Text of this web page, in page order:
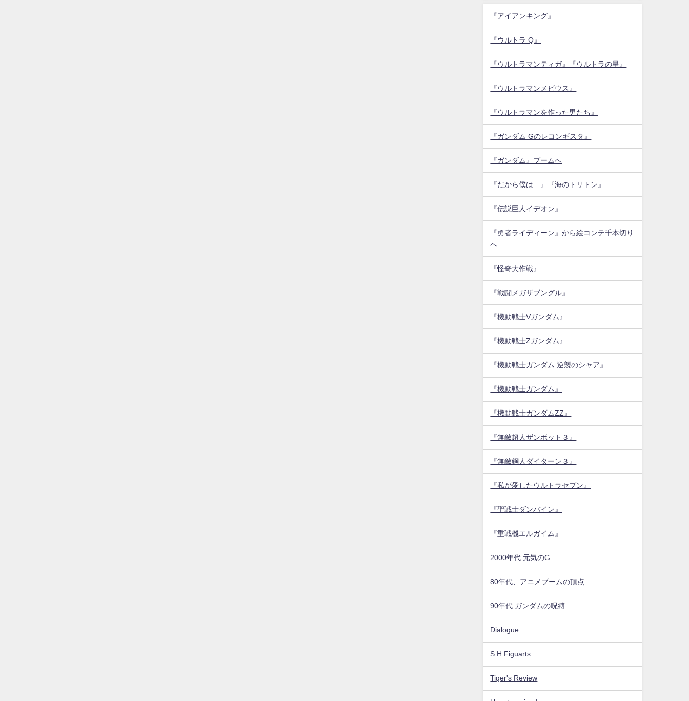
『アイアンキング』
『ウルトラ Q』
『ウルトラマンティガ』『ウルトラの星』
『ウルトラマンメビウス』
『ウルトラマンを作った男たち』
『ガンダム Gのレコンギスタ』
『ガンダム』ブームへ
『だから僕は…』『海のトリトン』
『伝説巨人イデオン』
『勇者ライディーン』から絵コンテ千本切り
へ
『怪奇大作戦』
『戦闘メガザブングル』
『機動戦士Vガンダム』
『機動戦士Zガンダム』
『機動戦士ガンダム 逆襲のシャア』
『機動戦士ガンダム』
『機動戦士ガンダムZZ』
『無敵超人ザンボット３』
『無敵鋼人ダイターン３』
『私が愛したウルトラセブン』
『聖戦士ダンバイン』
『重戦機エルガイム』
2000年代 元気のG
80年代、アニメブームの頂点
90年代 ガンダムの呪縛
Dialogue
S.H.Figuarts
Tiger's Review